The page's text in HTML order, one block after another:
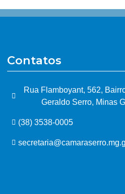
Contatos
Rua Flamboyant, 562,
Geraldo Serro, Minas
(38) 3538-0005